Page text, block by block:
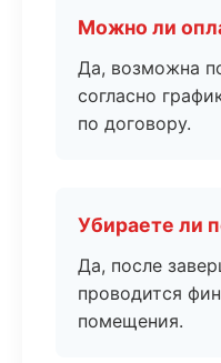
Можно ли
Да, возможна
согласно
по договору.
Убираете ли
Да, после
проводится
помещения.